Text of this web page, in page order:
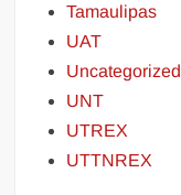
Tamaulipas
UAT
Uncategorized
UNT
UTREX
UTTNREX